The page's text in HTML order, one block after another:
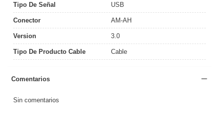
Tipo De Señal USB
Conector AM-AH
Version 3.0
Tipo De Producto Cable Cable
Comentarios
Sin comentarios